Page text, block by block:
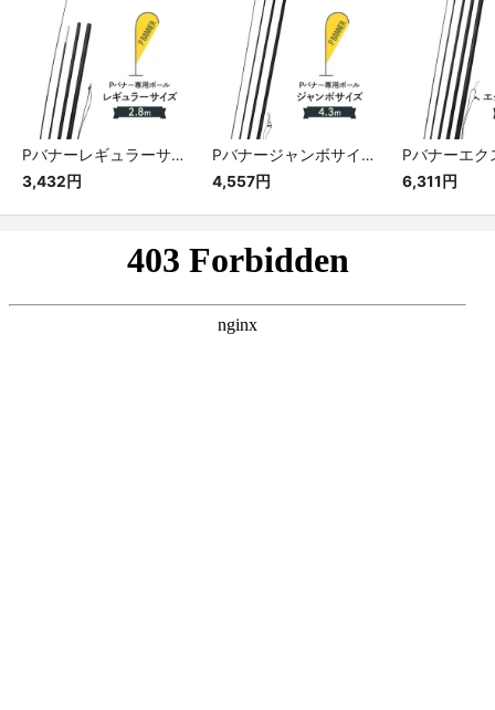
Pバナーレギュラーサイズ専用ポール
3,432円
Pバナージャンボサイズ専用ポール
4,557円
6,311円